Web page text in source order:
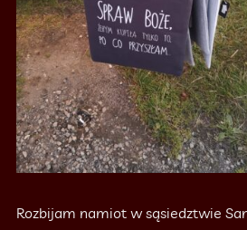
Rozbijam namiot w sąsiedztwie